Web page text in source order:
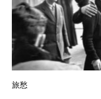
旅愁